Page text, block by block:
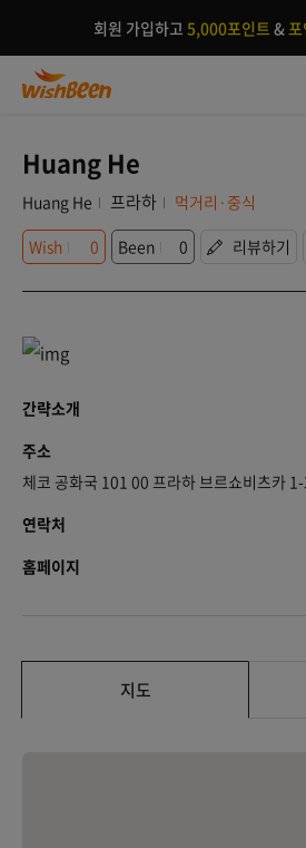
회원 가입하고 5,000포인트 &포
Huang He
Huang He 프라하
먹거리·중식
Wish
0 Been 0 리뷰하기
간략소개
주소
체코 공화국 101 00 프라하 브르쇼비츠카
연락처
홈페이지
지도